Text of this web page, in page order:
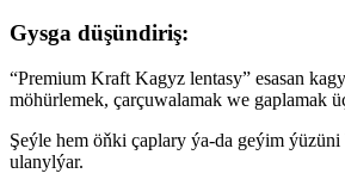
Gysga düşündiriş:
“Premium Kraft Kagyz lentasy” esasan
möhürlemek, çarçuwalamak we gaplamak
Şeýle hem öňki çaplary ýa-da geýim ýüzüni
ulanylýar.